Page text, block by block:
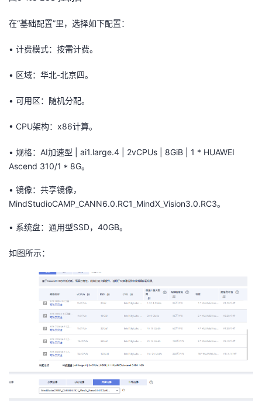
在“基础配置”里，选择如下配置：
• 计费模式：按需计费。
• 区域：华北-北京四。
• 可用区：随机分配。
• CPU架构：x86计算。
• 规格： AI加速型 | ai1.large.4 | 2vCPUs | 8GiB | 1 * HUAWEI
Ascend 310/1 * 8G。
• 镜像： 共享镜像，
MindStudioCAMP_CANN6.0.RC1_MindX_Vision3.0.RC3。
• 系统盘：通用型SSD，40GB。
如图所示：